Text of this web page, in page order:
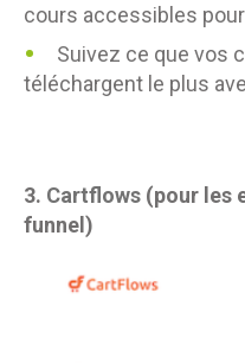
cours accessibles
Suivez ce que vos
téléchargent le plus
3. Cartflows (pour les
funnel)